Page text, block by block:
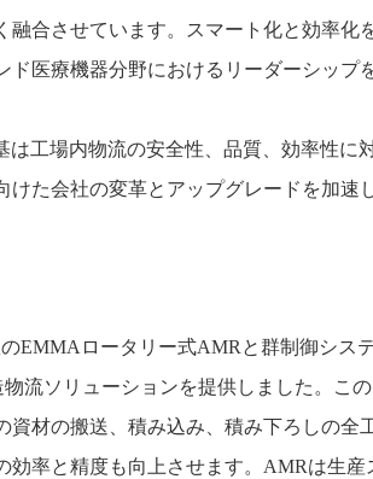
合させています。スマート化と効率化
医療機器分野におけるリーダーシップ
工場内物流の安全性、品質、効率性に
た会社の変革とアップグレードを加速
EMMA ロータリー式AMR と群制御シス
流ソリューションを提供しました。この
資材の搬送、積み込み、積み下ろしの全
率と精度も向上させます。 AMRは生産